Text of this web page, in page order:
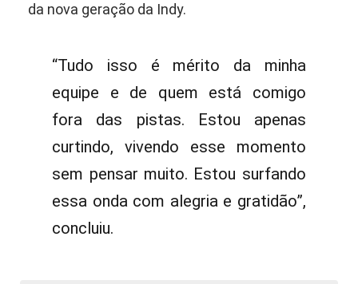
da nova geração da Indy.
“Tudo isso é mérito da minha
equipe e de quem está comigo
fora das pistas. Estou apenas
curtindo, vivendo esse momento
sem pensar muito. Estou surfando
essa onda com alegria e gratidão”,
concluiu.